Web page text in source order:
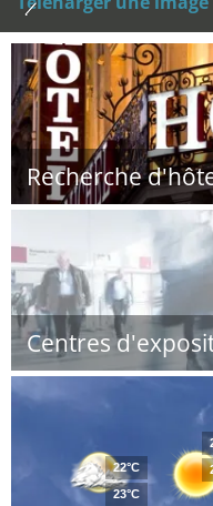
Recherche
Centres
22°C
23°C